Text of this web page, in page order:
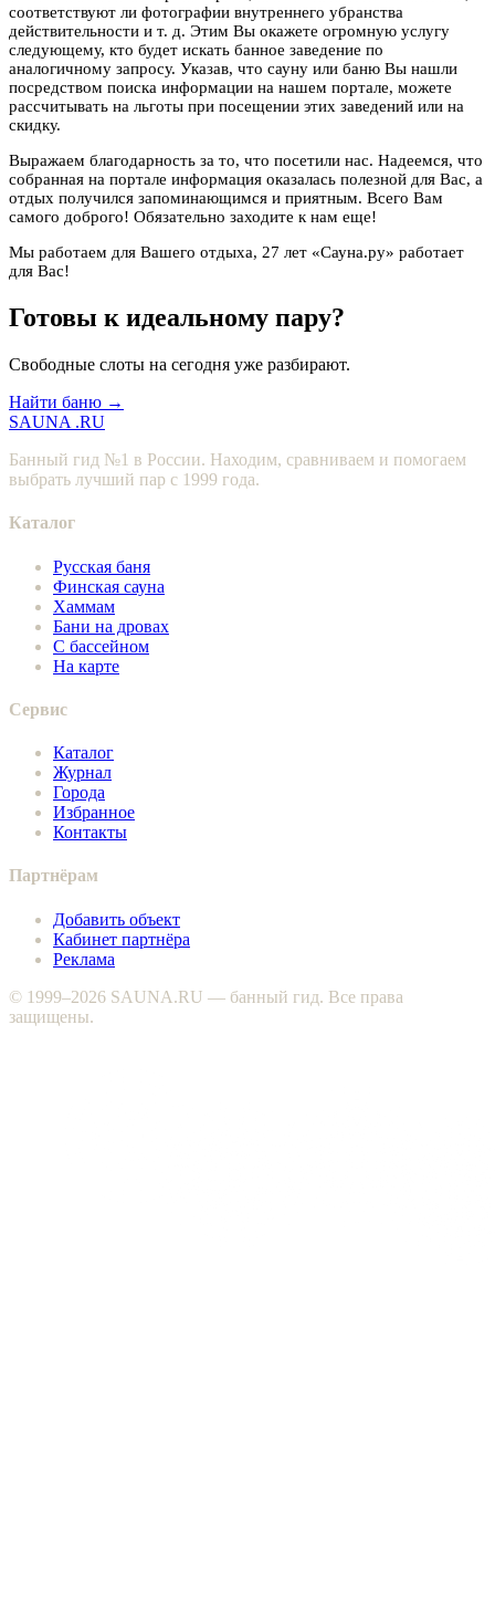
соответствуют ли фотографии внутреннего убранства
действительности и т. д. Этим Вы окажете огромную услугу
следующему, кто будет искать банное заведение по
аналогичному запросу. Указав, что сауну или баню Вы нашли
посредством поиска информации на нашем портале, можете
рассчитывать на льготы при посещении этих заведений или на
скидку.
Выражаем благодарность за то, что посетили нас. Надеемся, что
собранная на портале информация оказалась полезной для Вас, а
отдых получился запоминающимся и приятным. Всего Вам
самого доброго! Обязательно заходите к нам еще!
Мы работаем для Вашего отдыха, 27 лет «Сауна.ру» работает
для Вас!
Готовы к идеальному пару?
Свободные слоты на сегодня уже разбирают.
Найти баню →
SAUNA .RU
Банный гид №1 в России. Находим, сравниваем и помогаем
выбрать лучший пар с 1999 года.
Каталог
Русская баня
Финская сауна
Хаммам
Бани на дровах
С бассейном
На карте
Сервис
Каталог
Журнал
Города
Избранное
Контакты
Партнёрам
Добавить объект
Кабинет партнёра
Реклама
© 1999–2026 SAUNA.RU — банный гид. Все права
защищены.